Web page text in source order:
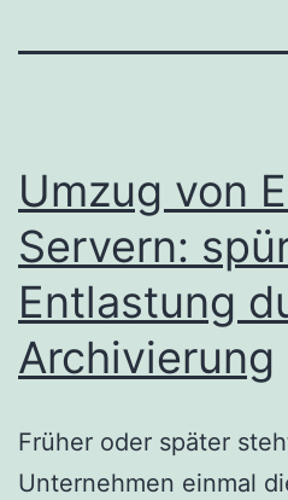
Umzug von
Servern:
Entlastung
Archivierung
Früher oder später
Unternehmen einmal